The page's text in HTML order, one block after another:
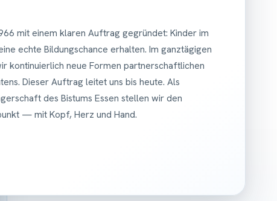
mit einem klaren Auftrag gegründet: Kinder im
echte Bildungschance erhalten. Im ganztägigen
kontinuierlich neue Formen partnerschaftlichen
Dieser Auftrag leitet uns bis heute. Als
des Bistums Essen stellen wir den
— mit Kopf, Herz und Hand.